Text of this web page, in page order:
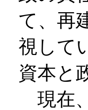
て、再
視して
資本と
現在